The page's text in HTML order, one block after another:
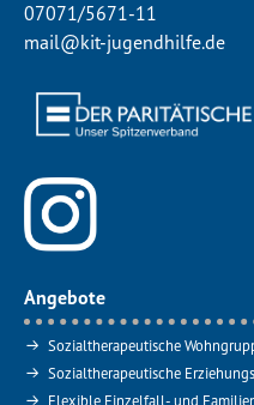
07071/5671-11
mail@kit-jugendhilfe.de
Angebote
Sozialtherapeutische
Sozialtherapeutische
Flexible Einzelfall- und